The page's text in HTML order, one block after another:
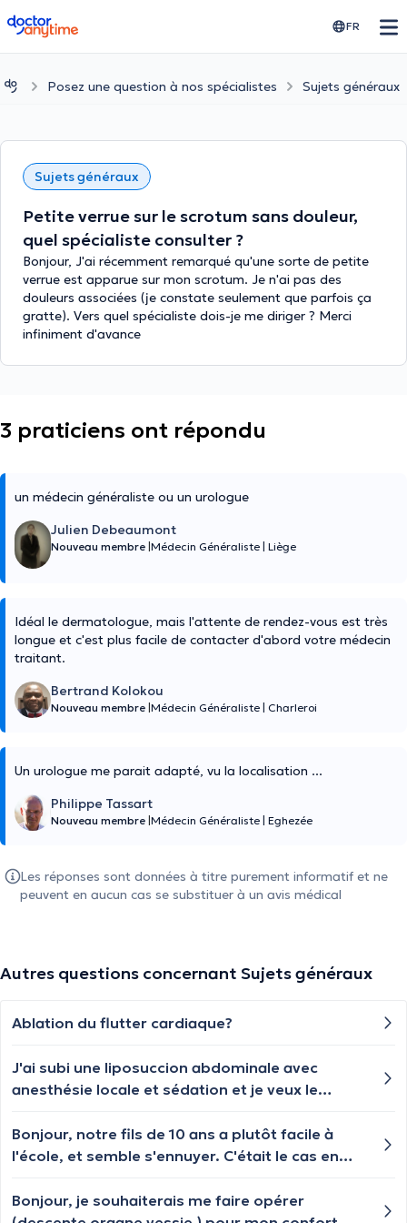
doctoranytime FR
Posez une question à nos spécialistes Sujets généraux
Sujets généraux
Petite verrue sur le scrotum sans douleur,
quel spécialiste consulter ?
Bonjour, J'ai récemment remarqué qu'une sorte de petite
verrue est apparue sur mon scrotum. Je n'ai pas des
douleurs associées (je constate seulement que parfois ça
gratte). Vers quel spécialiste dois-je me diriger ? Merci
infiniment d'avance
3 praticiens ont répondu
un médecin généraliste ou un urologue
Julien Debeaumont
Nouveau membre Médecin Généraliste Liège
Idéal le dermatologue, mais l'attente de rendez-vous est très
longue et c'est plus facile de contacter d'abord votre médecin
traitant.
Bertrand Kolokou
Nouveau membre Médecin Généraliste Charleroi
Un urologue me parait adapté, vu la localisation ...
Philippe Tassart
Nouveau membre Médecin Généraliste Eghezée
Les réponses sont données à titre purement informatif et ne
peuvent en aucun cas se substituer à un avis médical
Autres questions concernant Sujets généraux
Ablation du flutter cardiaque?
J'ai subi une liposuccion abdominale avec
anesthésie locale et sédation et je veux le
abdominaux soient visibles. Pourquoi ai-je
ressenti une douleur intense pendant environ 5
administré ? Vais-je ressentir la même douleur
Bonjour, notre fils de 10 ans a plutôt facile à
l'école, et semble s'ennuyer. C'était le cas en
demandé de passer un test QI... mais on ne sait
Bonjour, je souhaiterais me faire opérer